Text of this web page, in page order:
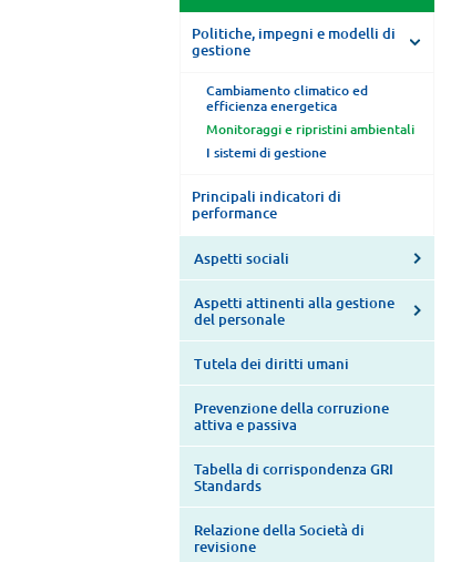
Politiche, impegni e modelli di
gestione
Cambiamento climatico ed
efficienza energetica
Monitoraggi e ripristini ambientali
I sistemi di gestione
Principali indicatori di
performance
Aspetti sociali
Aspetti attinenti alla gestione
del personale
Tutela dei diritti umani
Prevenzione della corruzione
attiva e passiva
Tabella di corrispondenza GRI
Standards
Relazione della Società di
revisione